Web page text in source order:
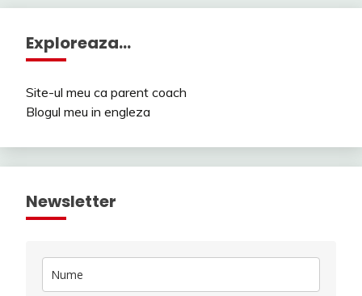
Exploreaza…
Site-ul meu ca parent coach
Blogul meu in engleza
Newsletter